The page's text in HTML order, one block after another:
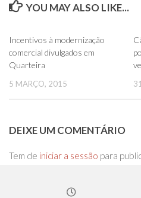
YOU MAY ALSO LIKE...
Incentivos à modernização
comercial divulgados em
Quarteira
5 MARÇO, 2015
DEIXE UM COMENTÁRIO
Tem de iniciar a sessão para